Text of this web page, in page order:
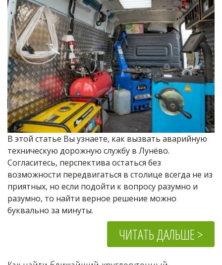
В этой статье Вы узнаете, как вызвать аварийную
техническую дорожную службу в Лунёво.
Согласитесь, перспектива остаться без
возможности передвигаться в столице всегда не из
приятных, но если подойти к вопросу разумно и
разумно, то найти верное решение можно
буквально за минуты.
ЧИТАТЬ ДАЛЬШЕ >